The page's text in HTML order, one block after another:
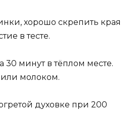
хорошо скрепить края
в тесте.
30 минут в тёплом месте.
молоком.
духовке при 200